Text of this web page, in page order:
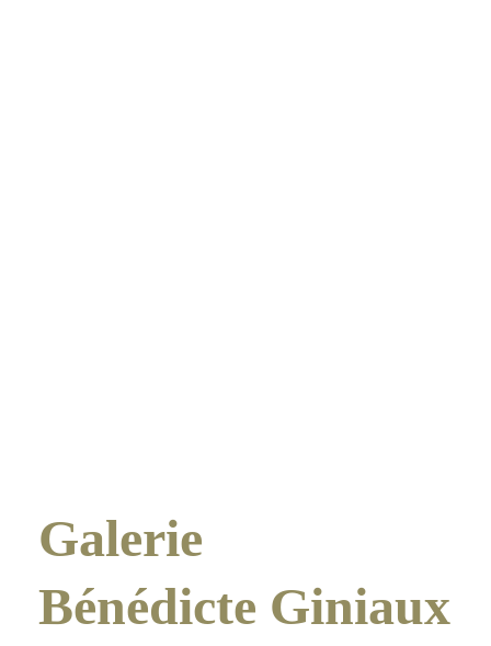
Galerie
Bénédicte Giniaux